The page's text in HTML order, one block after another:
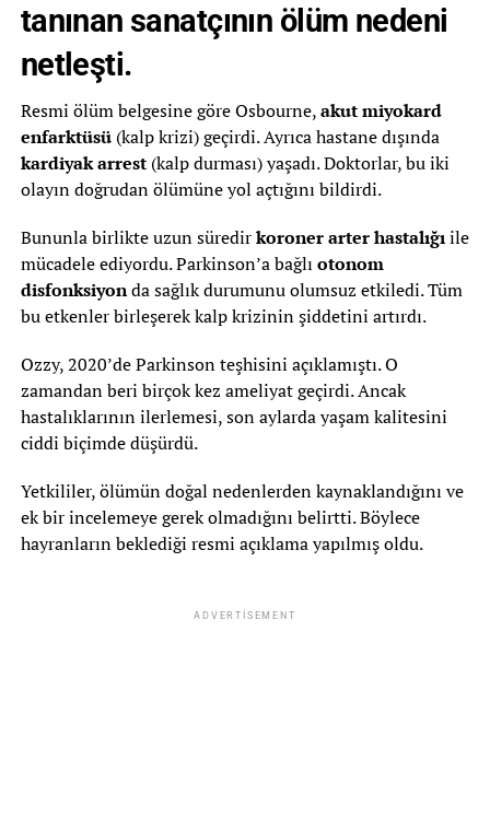
tanınan sanatçının ölüm nedeni
netleşti.
Resmi ölüm belgesine göre Osbourne,akut miyokard
enfarktüsü(kalp krizi) geçirdi. Ayrıca hastane dışında
kardiyak arrest(kalp durması) yaşadı. Doktorlar, bu iki
olayın doğrudan ölümüne yol açtığını bildirdi.
Bununla birlikte uzun süredirkoroner arter hastalığıile
mücadele ediyordu. Parkinson’a bağlı otonom
disfonksiyonda sağlık durumunu olumsuz etkiledi. Tüm
bu etkenler birleşerek kalp krizinin şiddetini artırdı.
Ozzy, 2020’de Parkinson teşhisini açıklamıştı. O
zamandan beri birçok kez ameliyat geçirdi. Ancak
hastalıklarının ilerlemesi, son aylarda yaşam kalitesini
ciddi biçimde düşürdü.
Yetkililer, ölümün doğal nedenlerden kaynaklandığını ve
ek bir incelemeye gerek olmadığını belirtti. Böylece
hayranların beklediği resmi açıklama yapılmış oldu.
ADVERTISEMENT